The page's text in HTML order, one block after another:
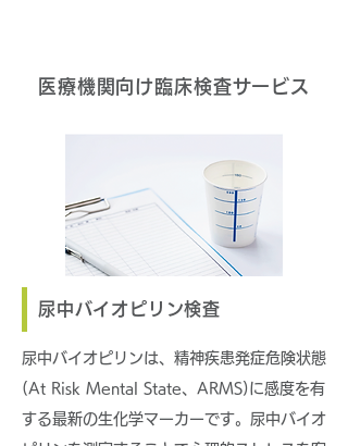
医療機関向け臨床検査サービス
尿中バイオピリン検査
尿中バイオピリンは、精神疾患発症危険状態
(At Risk Mental State、ARMS)に感度を有
する最新の生化学マーカーです。尿中バイオ